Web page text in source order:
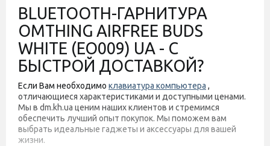
BLUETOOTH-ГАРНИТУРА
OMTHING AIRFREE BUDS
WHITE (EO009) UA - С
БЫСТРОЙ ДОСТАВКОЙ?
Если Вам необходимо клавиатура компьютера ,
отличающиеся характеристиками и доступными ценами.
Мы в dm.kh.ua ценим наших клиентов и стремимся
обеспечить лучший опыт покупок. Мы поможем вам
выбрать идеальные гаджеты и аксессуары для вашей
жизни.